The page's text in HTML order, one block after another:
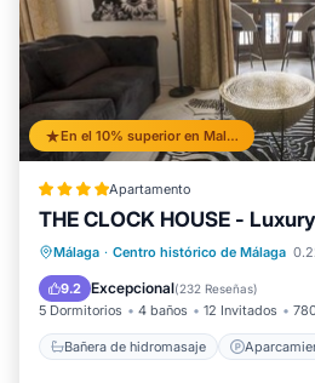
En el 10% superior en Malaga Historic Centre
Apartamento
THE CLOCK HOUSE -
Málaga · Centro histórico de Málaga
9.2 Excepcional(232 Reseñas)
5 Dormitorios 4 baños 12 Invitados
Bañera de hidromasaje
Bañera de hidromasaje
Balcón/Terraza